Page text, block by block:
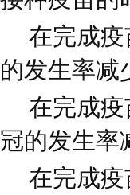
在完成
的发生率减
在完成
冠的发生率
在完成